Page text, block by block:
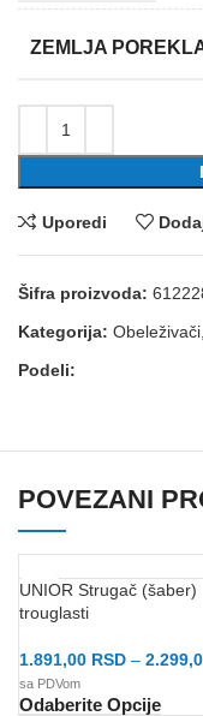
ZEMLJA
Uporedi
Šifra proizvoda:
Kategorija:
Podeli:
POVEZANI
UNIOR Strugač (šaber)
trouglasti
1.891,00 RSD –
sa PDVom
Odaberite Opcije